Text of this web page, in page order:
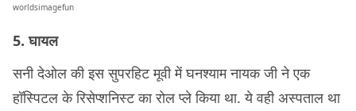
worldsimagefun
5. घायल
सनी देओल की इस सुपरहिट मूवी में घनश्याम नायक जी ने एक
हॉस्पिटल के रिसेप्शनिस्ट का रोल प्ले किया था. ये वही अस्पताल था